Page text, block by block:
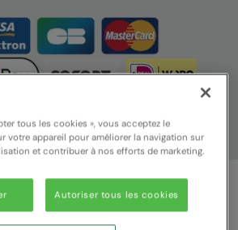
Registered Office: Unit 112, Tenth
tous les cookies », vous acceptez le
votre appareil pour améliorer la navigation sur
et contribuer à nos efforts de marketing.
Autoriser tous les cookies